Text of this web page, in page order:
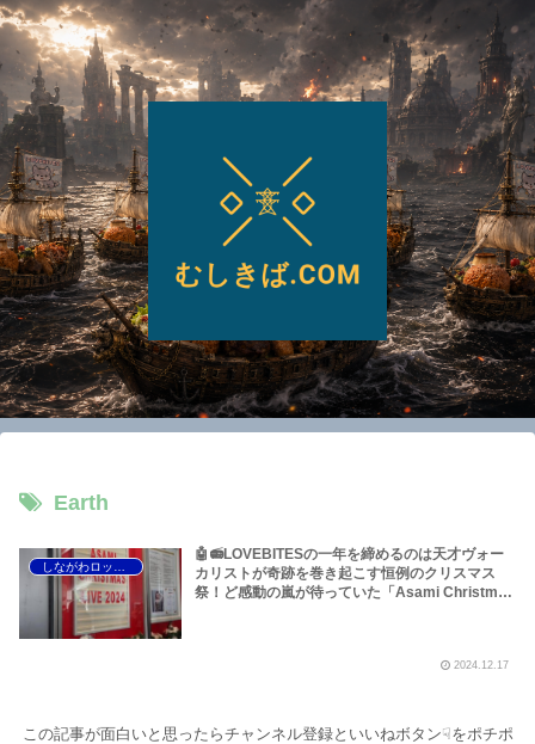
Earth
🤖📻LOVEBITESの一年を締めるのは天才ヴォー
カリストが奇跡を巻き起こす恒例のクリスマス
祭！ど感動の嵐が待っていた「Asami Christmas
2024.12.17
この記事が面白いと思ったらチャンネル登録といいねボタン☟をポチポ